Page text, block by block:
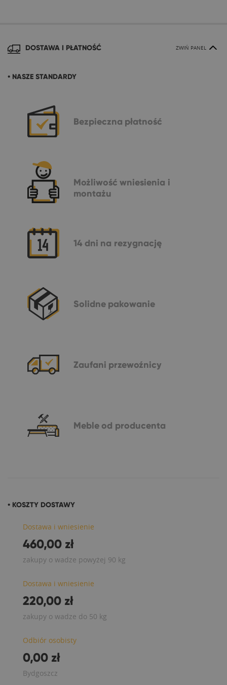
DOSTAWA I PŁATNOŚĆ ZWIŃ PANEL
• NASZE STANDARDY
Bezpieczna płatność
Możliwość wniesienia i
montażu
14 dni na rezygnację
Solidne pakowanie
Zaufani przewoźnicy
Meble od producenta
• KOSZTY DOSTAWY
Dostawa i wniesienie
460,00 zł
zakupy o wadze powyżej 90 kg
Dostawa i wniesienie
220,00 zł
zakupy o wadze do 50 kg
Odbiór osobisty
0,00 zł
Bydgoszcz